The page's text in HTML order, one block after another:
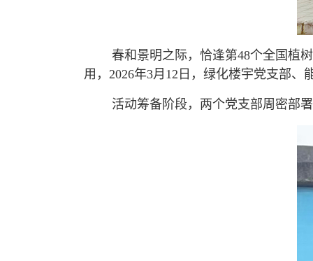
春和景明之际，恰逢第48个全国植树
用，2026年3月12日，绿化楼宇党支部
活动筹备阶段，两个党支部周密部署